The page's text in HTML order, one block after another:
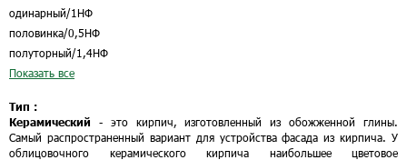
одинарный/1НФ
половинка/0,5НФ
полуторный/1,4НФ
Показать все
Тип :
Керамический - это кирпич, изготовленный из обожженной глины.
Самый распространенный вариант для устройства фасада из кирпича. У
облицовочного керамического кирпича наибольшее цветовое